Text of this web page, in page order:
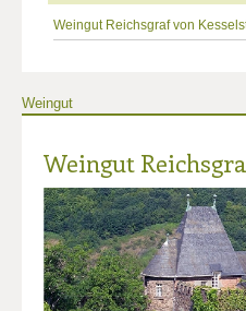
Weingut Reichsgraf von
Weingut
Weingut